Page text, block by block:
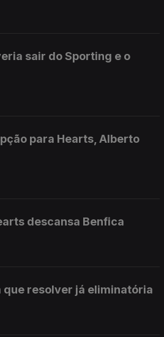
sair do Sporting e o
para Hearts, Alberto
descansa Benfica
que resolver já eliminatória